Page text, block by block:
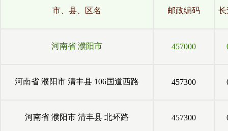
市、县、区名 邮政编码 长
河南省 濮阳市 457000
河南省 濮阳市 清丰县 106国道西路 457300
河南省 濮阳市 清丰县 北环路 457300